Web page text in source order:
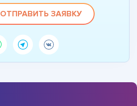
ОТПРАВИТЬ ЗАЯВКУ